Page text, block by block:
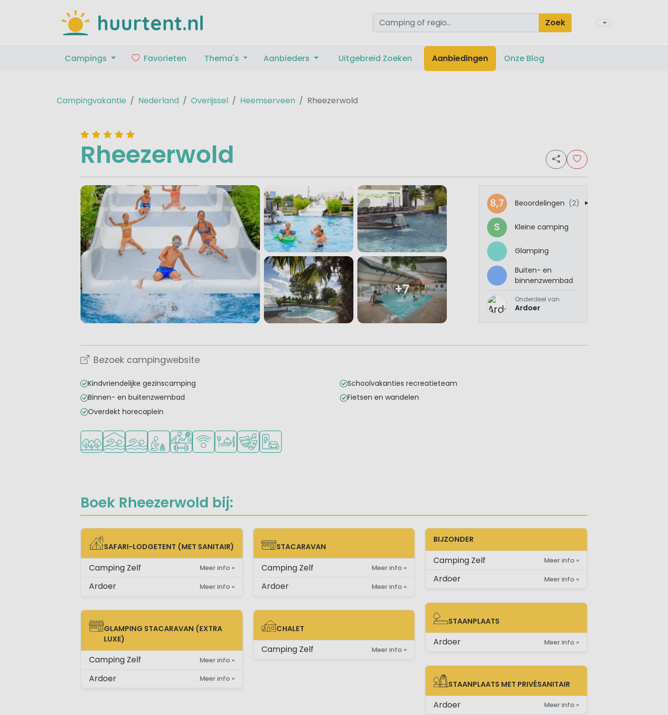
huurtent.nl Zoek
Campings Favorieten Thema's Aanbieders Uitgebreid Zoeken Aanbiedingen Onze Blog
Campingvakantie Nederland Overijssel Heemserveen Rheezerwold
Rheezerwold
+7
8,7 Beoordelingen (2)
S Kleine camping
Glamping
Buiten- en
binnenzwembad
Onderdeel van
Ardoer
Bezoek campingwebsite
Kindvriendelijke gezinscamping
Binnen- en buitenzwembad
Overdekt horecaplein
Schoolvakanties recreatieteam
Fietsen en wandelen
Ligt in een bosrijke omgeving
Overdekt zwembad
Openlucht zwembad
Aanbevolen voor jonge kinderen
Veel mogelijkheden om te sporten
WiFi beschikbaar
Restaurant of pizzeria
Animatieprogramma
Laadpaal elektrische auto
Boek Rheezerwold bij:
SAFARI-LODGETENT (MET SANITAIR)
SAFARI-LODGETENT (MET SANITAIR)
Camping Zelf Meer info »
Ardoer Meer info »
GLAMPING STACARAVAN (EXTRA LUXE)
GLAMPING STACARAVAN (EXTRA
LUXE)
Camping Zelf Meer info »
Ardoer Meer info »
STACARAVAN
STACARAVAN
Camping Zelf Meer info »
Ardoer Meer info »
CHALET
CHALET
Camping Zelf Meer info »
BIJZONDER
Camping Zelf Meer info »
Ardoer Meer info »
STAANPLAATS
STAANPLAATS
Ardoer Meer info »
STAANPLAATS MET PRIVÉSANITAIR
STAANPLAATS MET PRIVÉSANITAIR
Ardoer Meer info »